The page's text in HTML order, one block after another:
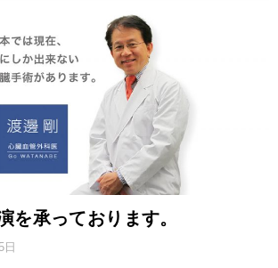
を承っております。
日